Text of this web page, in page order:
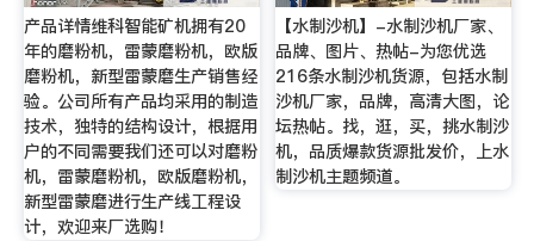
产品详情维科智能矿机拥有20
年的磨粉机，雷蒙磨粉机，欧版
磨粉机，新型雷蒙磨生产销售经
验。公司所有产品均采用的制造
技术，独特的结构设计，根据用
户的不同需要我们还可以对磨粉
机，雷蒙磨粉机，欧版磨粉机，
新型雷蒙磨进行生产线工程设
计，欢迎来厂选购！
【水制沙机】-水制沙机厂家、
品牌、图片、热帖-为您优选
216条水制沙机货源，包括水制
沙机厂家，品牌，高清大图，论
坛热帖。找，逛，买，挑水制沙
机，品质爆款货源批发价，上水
制沙机主题频道。